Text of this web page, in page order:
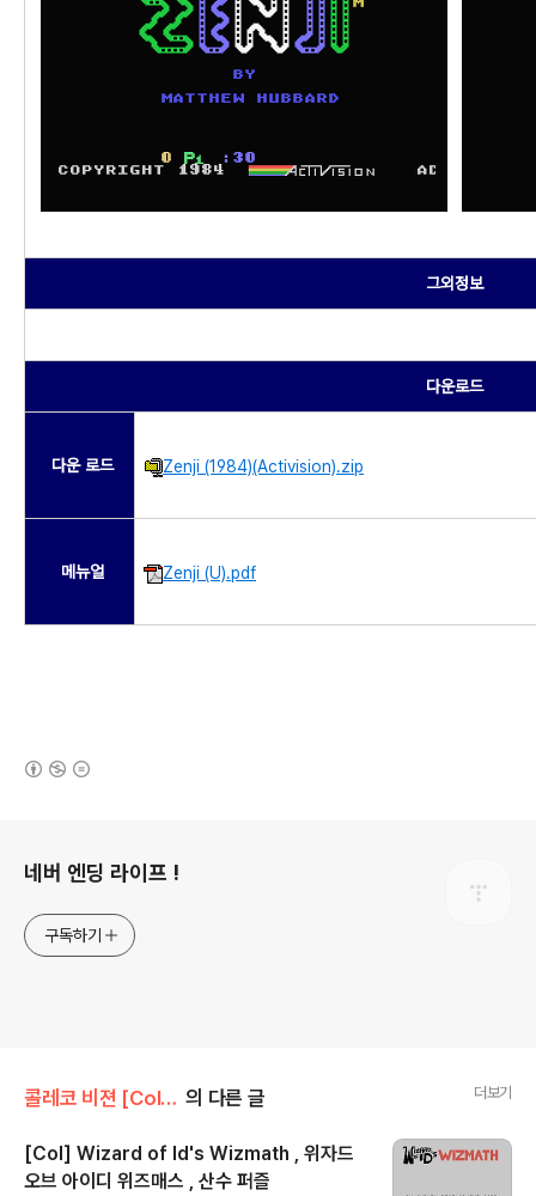
그외정보
다운로드
다운 로드 Zenji (1984)(Activision).zip
메뉴얼 Zenji (U).pdf
네버 엔딩 라이프 !
구독하기
콜레코 비젼 [Col]/퍼즐,보드 의 다른 글 더보기
[Col] Wizard of Id's Wizmath , 위자드
오브 아이디 위즈매스 , 산수 퍼즐